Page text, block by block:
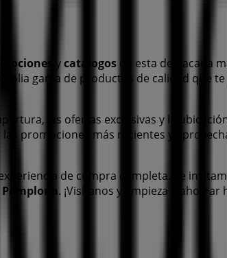
ycatálogos de esta destacada
gama de productos de calidad que
las ofertas exclusivas y la
promociones más recientes y
de compra completa. Te
Pamplona. ¡Visítanos y empieza a ahorrar